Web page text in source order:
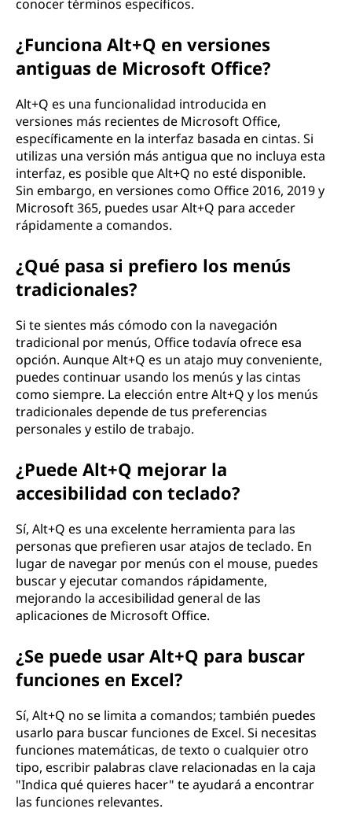
conocer términos específicos.
¿Funciona Alt+Q en versiones
antiguas de Microsoft Office?
Alt+Q es una funcionalidad introducida en
versiones más recientes de Microsoft Office,
específicamente en la interfaz basada en cintas. Si
utilizas una versión más antigua que no incluya esta
interfaz, es posible que Alt+Q no esté disponible.
Sin embargo, en versiones como Office 2016, 2019 y
Microsoft 365, puedes usar Alt+Q para acceder
rápidamente a comandos.
¿Qué pasa si prefiero los menús
tradicionales?
Si te sientes más cómodo con la navegación
tradicional por menús, Office todavía ofrece esa
opción. Aunque Alt+Q es un atajo muy conveniente,
puedes continuar usando los menús y las cintas
como siempre. La elección entre Alt+Q y los menús
tradicionales depende de tus preferencias
personales y estilo de trabajo.
¿Puede Alt+Q mejorar la
accesibilidad con teclado?
Sí, Alt+Q es una excelente herramienta para las
personas que prefieren usar atajos de teclado. En
lugar de navegar por menús con el mouse, puedes
buscar y ejecutar comandos rápidamente,
mejorando la accesibilidad general de las
aplicaciones de Microsoft Office.
¿Se puede usar Alt+Q para buscar
funciones en Excel?
Sí, Alt+Q no se limita a comandos; también puedes
usarlo para buscar funciones de Excel. Si necesitas
funciones matemáticas, de texto o cualquier otro
tipo, escribir palabras clave relacionadas en la caja
"Indica qué quieres hacer" te ayudará a encontrar
las funciones relevantes.